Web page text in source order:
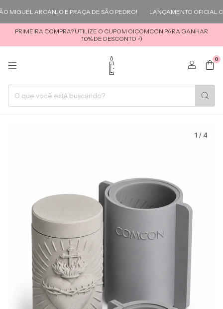
ARCANJO E PRAÇA DE SÃO PEDRO! LANÇAMENTO OFICIAL
PRIMEIRA COMPRA? UTILIZE O CUPOM OICOMCON PARA GANHAR
10% DE DESCONTO =)
0
1 /4